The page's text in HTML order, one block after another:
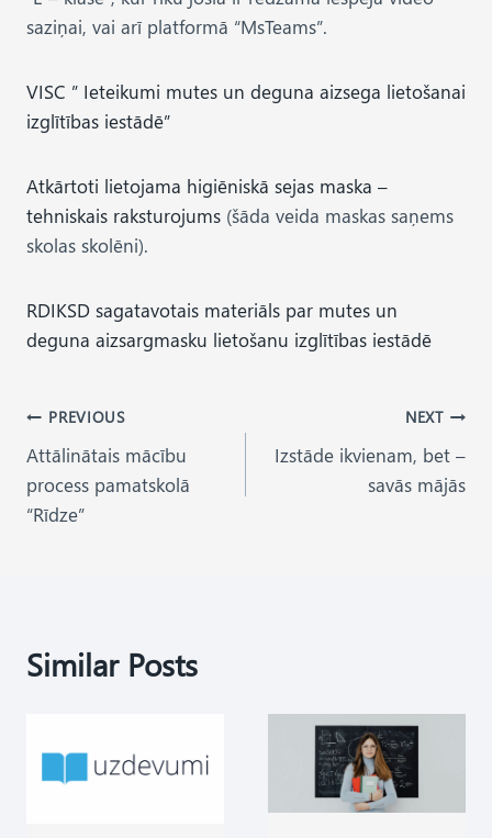
saziņai, vai arī platformā “MsTeams”.
VISC ” Ieteikumi mutes un deguna aizsega lietošanai
izglītības iestādē”
Atkārtoti lietojama higiēniskā sejas maska –
tehniskais raksturojums (šāda veida maskas saņems
skolas skolēni).
RDIKSD sagatavotais materiāls par mutes un
deguna aizsargmasku lietošanu izglītības iestādē
Post
navigation
PREVIOUS
Attālinātais mācību
process pamatskolā
“Rīdze”
NEXT
Izstāde ikvienam, bet –
savās mājās
Similar Posts